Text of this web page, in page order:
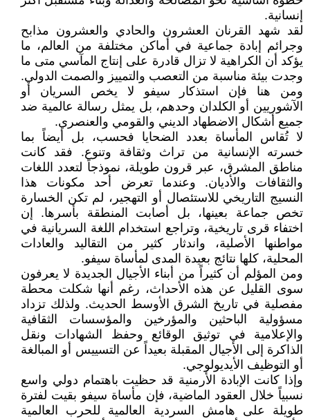
إنسانية.
لقد شهد القرنان العشرون والحادي والعشرون مذابح
وجرائم إبادة جماعية في أماكن مختلفة من العالم، ما
يؤكد أن الكراهية لا تزال قادرة على إنتاج المآسي متى ما
وجدت بيئة مناسبة من التعصب والتمييز والصمت الدولي.
ومن هنا فإن استذكار سيفو لا يخص السريان أو
الآشوريين أو الكلدان وحدهم، بل يمثل رسالة عالمية ضد
جميع أشكال الاضطهاد الديني والقومي والعنصري.
لا تُقاس المأساة بعدد الضحايا فحسب، بل أيضاً بما
خسرته الإنسانية من تراث وثقافة وتنوع. فقد كانت
مناطق المشرق، عبر قرون طويلة، نموذجاً لتعدد اللغات
والثقافات والأديان. وعندما تعرض أحد مكونات هذا
النسيج التاريخي للاستئصال أو التهجير، لم تكن الخسارة
تخص جماعة بعينها، بل أصابت المنطقة بأسرها. إن
اختفاء قرى تاريخية، وتراجع استخدام اللغة السريانية في
مواطنها الأصلية، واندثار كثير من التقاليد والعادات
المحلية، كلها نتائج بعيدة المدى لمأساة سيفو.
ومن المؤلم أن كثيراً من أبناء الأجيال الجديدة لا يعرفون
سوى القليل عن هذه الأحداث، رغم أنها شكلت محطة
مفصلية في تاريخ الشرق الأوسط الحديث. ولذلك تزداد
مسؤولية الباحثين والمؤرخين والمؤسسات الثقافية
والإعلامية في توثيق الوقائع وحفظ الشهادات ونقل
الذاكرة إلى الأجيال المقبلة بعيداً عن التسييس أو المبالغة
أو التوظيف الأيديولوجي.
وإذا كانت الإبادة الأرمنية قد حظيت باهتمام دولي واسع
نسبياً خلال العقود الماضية، فإن مأساة سيفو بقيت لفترة
طويلة على هامش السردية العالمية للحرب العالمية